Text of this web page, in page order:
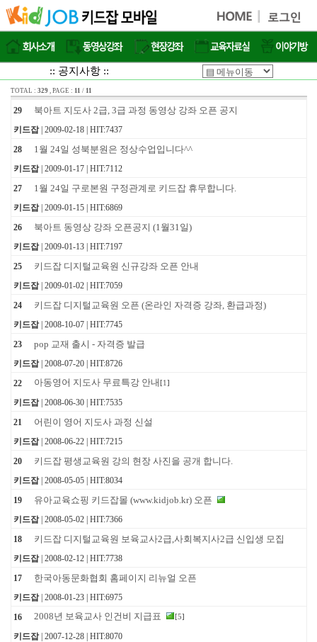
:: 공지사항 ::
TOTAL : 329, PAGE : 11 / 11
29 북아트 지도사 2급, 3급 과정 동영상 강좌 오픈 공지
키드잡| 2009-02-18 | HIT:7437
28
1월 24일 성북분원은 정상수업입니다^^
키드잡| 2009-01-17 | HIT:7112
27
1월 24일 구로본원 구정관계로 키드잡 휴무합니다.
키드잡| 2009-01-15 | HIT:6869
26
북아트 동영상 강좌 오픈공지 (1월31일)
키드잡| 2009-01-13 | HIT:7197
25
키드잡 디지털교육원 신규강좌 오픈 안내
키드잡| 2009-01-02 | HIT:7059
24
키드잡 디지털교육원 오픈 (온라인 자격증 강좌, 환급과정)
키드잡| 2008-10-07 | HIT:7745
23
pop 교재 출시 - 자격증 발급
키드잡| 2008-07-20 | HIT:8726
22
아동영어 지도사 무료특강 안내 [1 ]
키드잡| 2008-06-30 | HIT:7535
21
어린이 영어 지도사 과정 신설
키드잡| 2008-06-22 | HIT:7215
20
키드잡 평생교육원 강의 현장 사진을 공개 합니다.
키드잡| 2008-05-05 | HIT:8034
19
유아교육쇼핑 키드잡몰 (www.kidjob.kr) 오픈
키드잡| 2008-05-02 | HIT:7366
18
키드잡 디지털교육원 보육교사2급,사회복지사2급 신입생 모집
키드잡| 2008-02-12 | HIT:7738
17
한국아동문화협회 홈페이지 리뉴얼 오픈
키드잡| 2008-01-23 | HIT:6975
16
2008년 보육교사 인건비 지급표 [5]
키드잡| 2007-12-28 | HIT:8070